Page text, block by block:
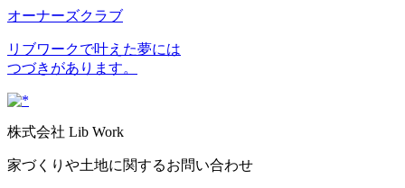
オーナーズクラブ
リブワークで叶えた夢には
つづきがあります。
株式会社 Lib Work
家づくりや土地に関するお問い合わせ